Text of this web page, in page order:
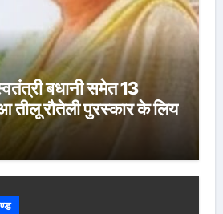
समेत 13
तीलू रौतेली पुरस्कार के लिय